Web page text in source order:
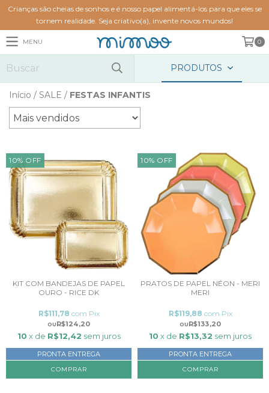
Crianças são cheias de sonhos e é nosso papel alimentá-los para que eles se
tornem realidade. Seja criativo(a), invente novos mundos!
MENU 0
PRODUTOS
Início / SALE / FESTAS INFANTIS
10% OFF
KIT COM BANDEJAS DE PAPEL
OURO - RICE DK
R$124,20
R$111,78 com Pix
10 x de R$12,42 sem juros
PRONTA ENTREGA
COMPRAR
10% OFF
PRATOS DE PAPEL NÉON - MERI
MERI
R$133,20
R$119,88 com Pix
10 x de R$13,32 sem juros
PRONTA ENTREGA